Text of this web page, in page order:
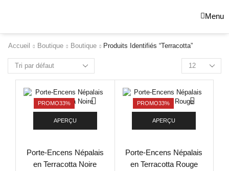
Menu
Accueil Boutique Boutique Produits Identifiés “terracotta”
PROMO33%
APERÇU
Porte-Encens Népalais
en Terracotta Noire
PROMO33%
APERÇU
Porte-Encens Népalais
en Terracotta Rouge